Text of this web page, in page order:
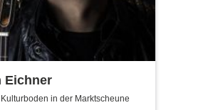
Eichner
in der Marktscheune